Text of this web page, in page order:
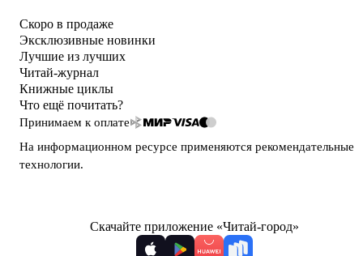
Скоро в продаже
Эксклюзивные новинки
Лучшие из лучших
Читай-журнал
Книжные циклы
Что ещё почитать?
Принимаем к оплате
На информационном ресурсе применяются рекомендательные
технологии.
Скачайте приложение «Читай-город»